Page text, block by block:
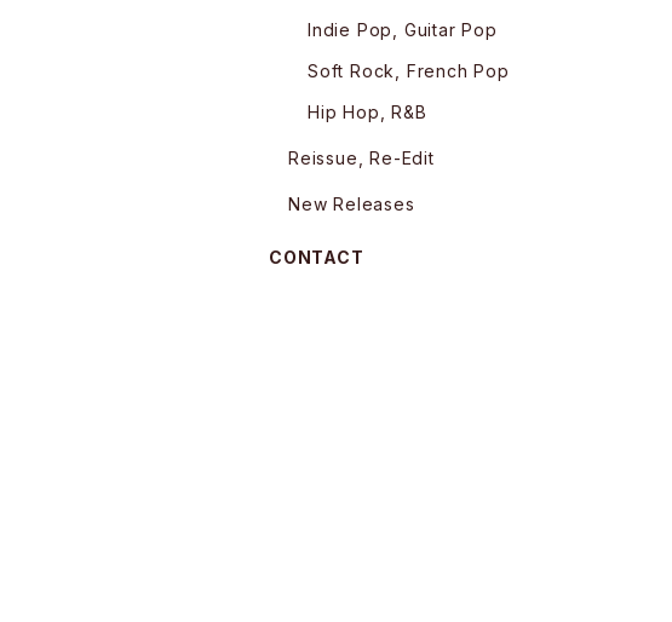
Indie Pop, Guitar Pop
Soft Rock, French Pop
Hip Hop, R&B
Reissue, Re-Edit
New Releases
CONTACT